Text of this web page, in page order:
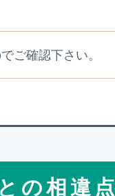
ご確認下さい。
の相違